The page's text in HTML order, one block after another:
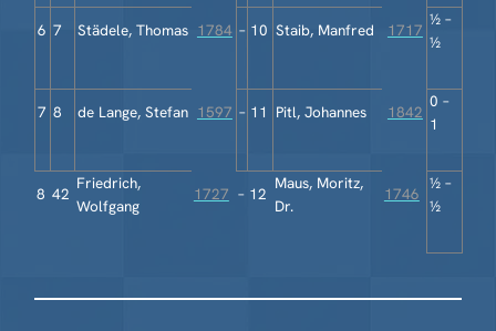
6 7 Städele, Thomas 1784 – 10 Staib, Manfred 1717
½ –
½
7 8 de Lange, Stefan 1597 – 11 Pitl, Johannes 1842
0 –
1
8 42
Friedrich,
Wolfgang
1727 – 12
Maus, Moritz,
Dr.
1746
½ –
½